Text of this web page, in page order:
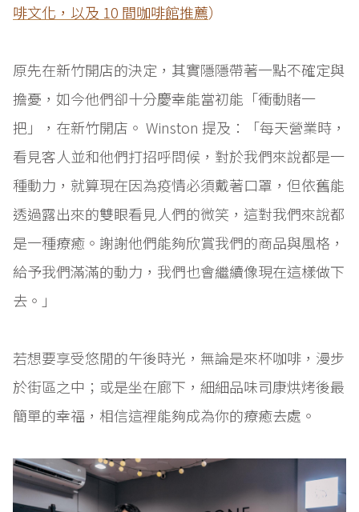
啡文化，以及 10 間咖啡館推薦）
原先在新竹開店的決定，其實隱隱帶著一點不確定與
擔憂，如今他們卻十分慶幸能當初能「衝動賭一
把」，在新竹開店。 Winston 提及：「每天營業時，
看見客人並和他們打招呼問候，對於我們來說都是一
種動力，就算現在因為疫情必須戴著口罩，但依舊能
透過露出來的雙眼看見人們的微笑，這對我們來說都
是一種療癒。謝謝他們能夠欣賞我們的商品與風格，
給予我們滿滿的動力，我們也會繼續像現在這樣做下
去。」
若想要享受悠閒的午後時光，無論是來杯咖啡，漫步
於街區之中；或是坐在廊下，細細品味司康烘烤後最
簡單的幸福，相信這裡能夠成為你的療癒去處。